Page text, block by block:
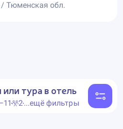
/ Тюменская обл.
тура в отель
2...ещё фильтры